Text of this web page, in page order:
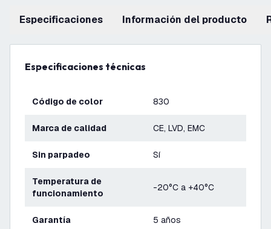
Especificaciones información del producto
Especificaciones técnicas
Código de color 830
Marca de calidad CE, LVD, EMC
Sin parpadeo Sí
Temperatura de
funcionamiento
-20°C a +40°C
Garantía 5 años